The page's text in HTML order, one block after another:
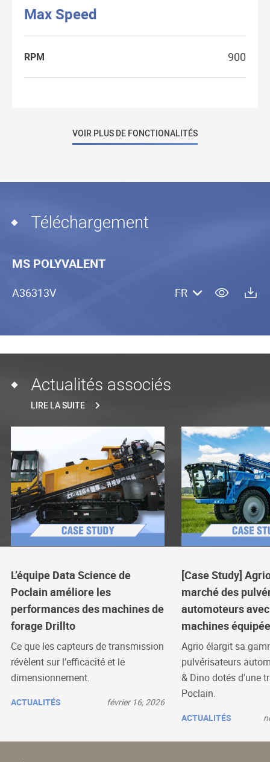
Max Speed
RPM 900
VOIR PLUS DE FONCTIONALITÉS
Téléchargement
MS POLYVALENT
A36313V FR
Actualités associés
LIRE LA SUITE
L’équipe Data Science de
Poclain améliore les
performances des machines de
forage Drillto
Ce que les capteurs de transmission
révèlent sur l’efficacité et le
dimensionnement.
ACTUALITÉS février 16, 2026
[Case Study]
marché des
automoteurs
machines
Agrio élargit sa
pulvérisateurs
& Dino dotés d'une
Poclain.
ACTUALITÉS